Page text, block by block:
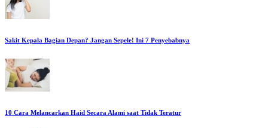
Sakit Kepala Bagian Depan? Jangan Sepele! Ini 7 Penyebabnya
10 Cara Melancarkan Haid Secara Alami saat Tidak Teratur